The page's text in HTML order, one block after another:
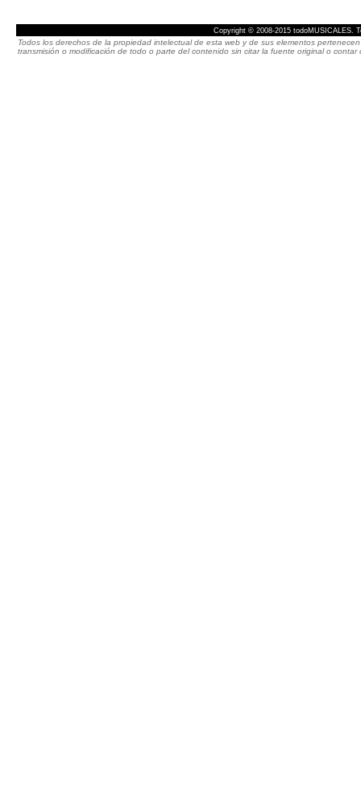
Copyright © 2008-2015 todoMUSICALES.
Todos los derechos de la propiedad intelectual de esta web y de sus elementos
transmisión o modificación de todo o parte del contenido sin citar la fuente original o